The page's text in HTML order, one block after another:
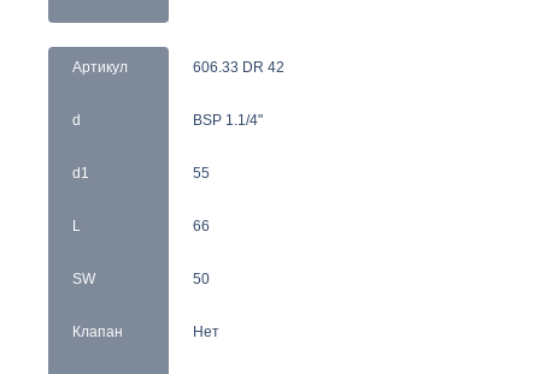
Артикул
d
d1
L
SW
Клапан
606.33 DR 42
BSP 1.1/4"
55
66
50
Нет